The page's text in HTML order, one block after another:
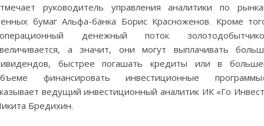
руководитель управления аналитики по
бумаг Альфа-банка Борис Красноженов. Кроме
денежный поток
а значит, они могут выплачивать
быстрее погашать кредиты или в
финансировать инвестиционные
ведущий инвестиционный аналитик ИК «Го
Бредихин.